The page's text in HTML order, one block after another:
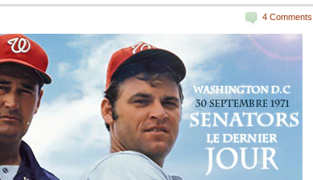
4 Comments